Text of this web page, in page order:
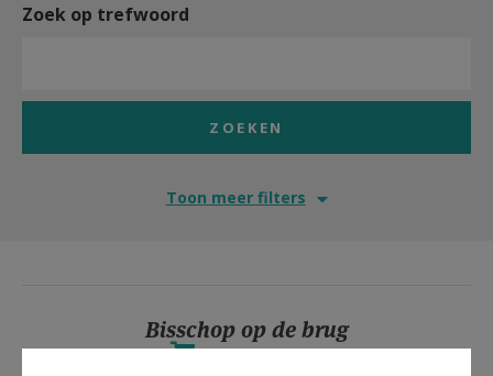
Zoek op trefwoord
Toon meer filters
Bisschop op de brug